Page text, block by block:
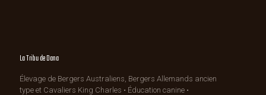
La Tribu de Dana
Élevage de Bergers Australiens, Bergers Allemands ancien
type et Cavaliers King Charles • Éducation canine •